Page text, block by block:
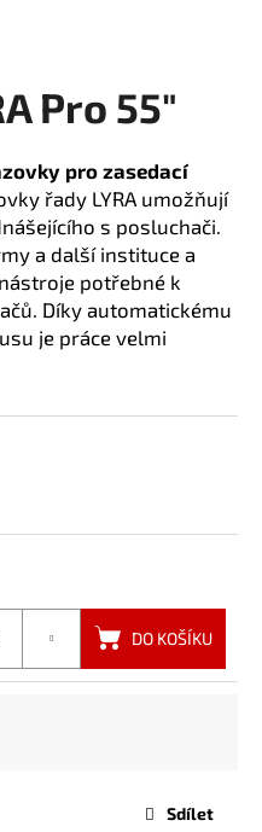
Pro 55"
pro zasedací
řady LYRA umožňují
s posluchači.
a další instituce a
potřebné k
Díky automatickému
je práce velmi
DO KOŠÍKU
Sdílet